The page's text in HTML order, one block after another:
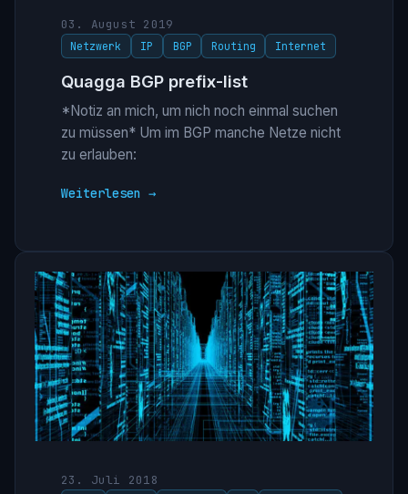
03. August 2019
Netzwerk IP BGP Routing Internet
Quagga BGP prefix-list
*Notiz an mich, um nich noch einmal suchen
zu müssen* Um im BGP manche Netze nicht
zu erlauben:
Weiterlesen →
23. Juli 2018